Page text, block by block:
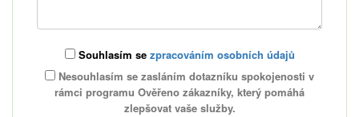
Souhlasím se zpracováním osobních údajů
Nesouhlasím se zasláním dotazníku spokojenosti v
rámci programu Ověřeno zákazníky, který pomáhá
zlepšovat vaše služby.